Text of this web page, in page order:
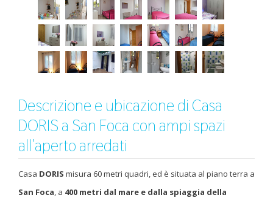
Descrizione e ubicazione di Casa
DORIS a San Foca con ampi spazi
all'aperto arredati
Casa DORIS misura 60 metri quadri, ed è situata al piano terra a
San Foca, a 400 metri dal mare e dalla spiaggia della